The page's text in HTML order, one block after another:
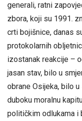
generali, ratni
zbora, koji su 1991.
crti bojišnice, danas
protokolarnih
izostanak reakcije –
jasan stav, bilo u
obrane Osijeka, bilo
duboku moralnu
političkim odlukama i